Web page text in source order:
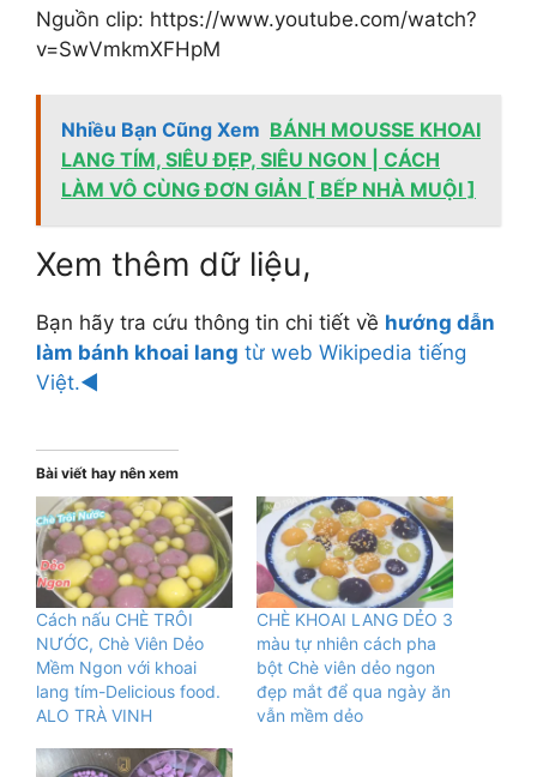
Nguồn clip: https://www.youtube.com/watch?
v=SwVmkmXFHpM
Nhiều Bạn Cũng Xem BÁNH MOUSSE KHOAI
LANG TÍM, SIÊU ĐẸP, SIÊU NGON | CÁCH
LÀM VÔ CÙNG ĐƠN GIẢN [ BẾP NHÀ MUỘI ]
Xem thêm dữ liệu,
Bạn hãy tra cứu thông tin chi tiết về hướng dẫn
làm bánh khoai lang từ web Wikipedia tiếng
Việt.◄
Bài viết hay nên xem
Cách nấu CHÈ TRÔI
NƯỚC, Chè Viên Dẻo
Mềm Ngon với khoai
lang tím-Delicious food.
ALO TRÀ VINH
CHÈ KHOAI LANG DẺO 3
màu tự nhiên cách pha
bột Chè viên dẻo ngon
đẹp mắt để qua ngày ăn
vẫn mềm dẻo